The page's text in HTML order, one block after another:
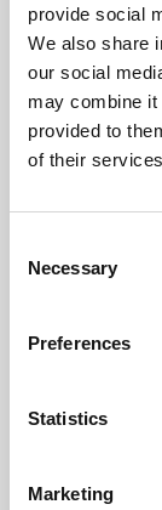
provide social
We also share
our social
may combine it
provided to
of their
Selection
Necessary
Preferences
Statistics
Marketing